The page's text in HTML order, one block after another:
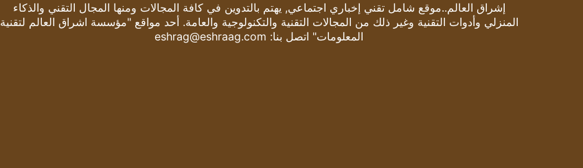
إشراق العالم..موقع شامل تقني إخباري اجتماعي, يهتم بالتدوين في كافة المجالات ومنها المجال التقني والذكاء
المنزلي وأدوات التقنية وغير ذلك من المجالات التقنية والتكنولوجية والعامة. أحد مواقع "مؤسسة اشراق العالم لتقنية
المعلومات" اتصل بنا: eshrag@eshraag.com